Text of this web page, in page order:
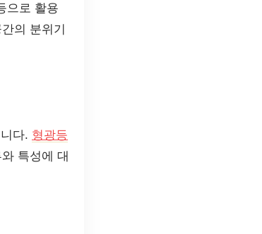
으로 활용
의 분위기
다. 형광등
특성에 대